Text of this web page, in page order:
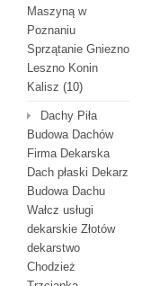
Maszyną w
Poznaniu
Sprzątanie Gniezno
Leszno Konin
Kalisz (10)
Dachy Piła
Budowa Dachów
Firma Dekarska
Dach płaski Dekarz
Budowa Dachu
Wałcz usługi
dekarskie Złotów
dekarstwo
Chodzież